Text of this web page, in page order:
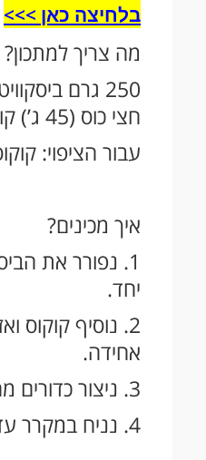
בלחיצה כאן >>>​
מה צריך למתכון?
חצי כוס (45 ג’) קוקוס טחון
עבור הציפוי:
איך מכינים?
1. נפורר את
יחד.
2. נוסיף
אחידה.
3. ניצור כדורים מהתערובת ונישם עליהם קוקוס.
4. נניח במקרר עד להגשה.